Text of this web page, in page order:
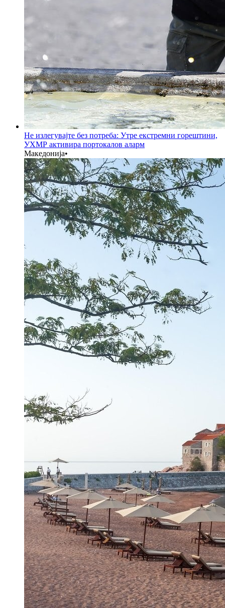
Не излегувајте без потреба: Утре екстремни горештини,
УХМР активира портокалов аларм
Македонија•